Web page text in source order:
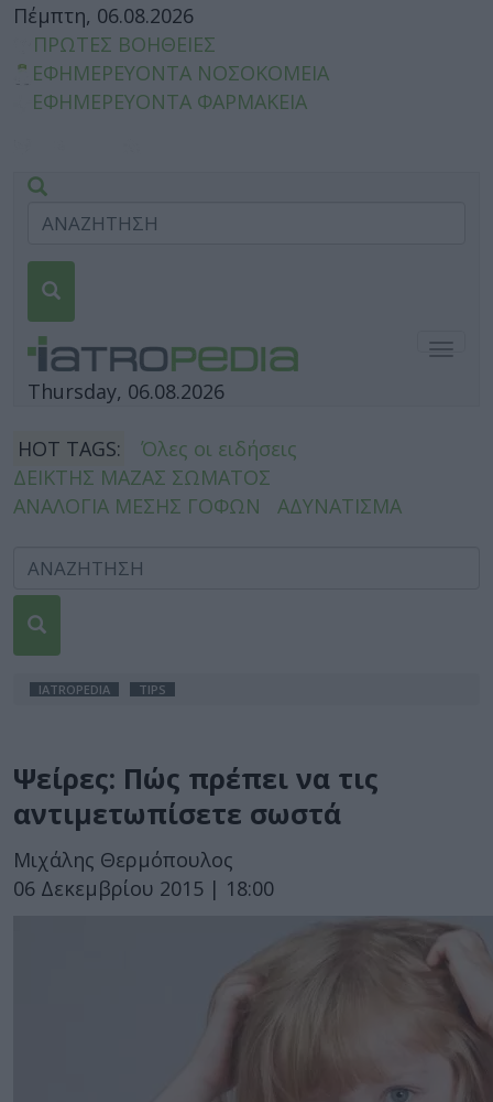
Πέμπτη, 06.08.2026
ΠΡΩΤΕΣ ΒΟΗΘΕΙΕΣ
ΕΦΗΜΕΡΕΥΟΝΤΑ ΝΟΣΟΚΟΜΕΙΑ
ΕΦΗΜΕΡΕΥΟΝΤΑ ΦΑΡΜΑΚΕΙΑ
Thursday, 06.08.2026
HOT TAGS:
Όλες οι ειδήσεις
ΔΕΙΚΤΗΣ ΜΑΖΑΣ ΣΩΜΑΤΟΣ
ΑΝΑΛΟΓΙΑ ΜΕΣΗΣ ΓΟΦΩΝ
ΑΔΥΝΑΤΙΣΜΑ
IATROPEDIA TIPS
Ψείρες: Πώς πρέπει να τις
αντιμετωπίσετε σωστά
Μιχάλης Θερμόπουλος
06 Δεκεμβρίου 2015 | 18:00